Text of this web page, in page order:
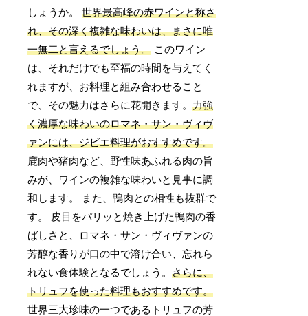
しょうか。世界最高峰の赤ワインと称さ
れ、その深く複雑な味わいは、まさに唯
一無二と言えるでしょう。 このワイン
は、それだけでも至福の時間を与えてく
れますが、お料理と組み合わせること
で、その魅力はさらに花開きます。力強
く濃厚な味わいのロマネ・サン・ヴィヴ
ァンには、ジビエ料理がおすすめです。
鹿肉や猪肉など、野性味あふれる肉の旨
みが、ワインの複雑な味わいと見事に調
和します。 また、鴨肉との相性も抜群で
す。 皮目をパリッと焼き上げた鴨肉の香
ばしさと、ロマネ・サン・ヴィヴァンの
芳醇な香りが口の中で溶け合い、忘れら
れない食体験となるでしょう。さらに、
トリュフを使った料理もおすすめです。
世界三大珍味の一つであるトリュフの芳